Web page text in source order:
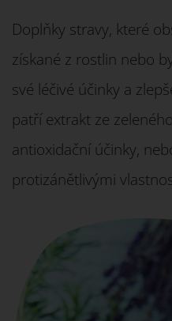
Doplňky stravy, které
získané z rostlin nebo
své léčivé účinky a
patří extrakt ze
antioxidační účinky,
protizánětlivými